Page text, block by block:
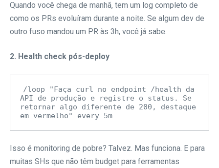
Quando você chega de manhã, tem um log completo de
como os PRs evoluíram durante a noite. Se algum dev de
outro fuso mandou um PR às 3h, você já sabe.
2. Health check pós-deploy
/loop "Faça curl no endpoint /health da
API de produção e registre o status. Se
retornar algo diferente de 200, destaque
Isso é monitoring de pobre? Talvez. Mas funciona. E para
muitas SHs que não têm budget para ferramentas